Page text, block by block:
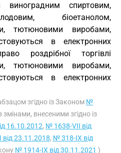
виноградним спиртовим,
біоетанолом,
тютюновими виробами,
в електронних
роздрібної торгівлі
тютюновими виробами,
в електронних
згідно із Законом №
змінами, внесеними згідно із
16.10.2012, № 1638-VII від
23.11.2018, № 318-IX від
№ 1914-IX від 30.11.2021 )